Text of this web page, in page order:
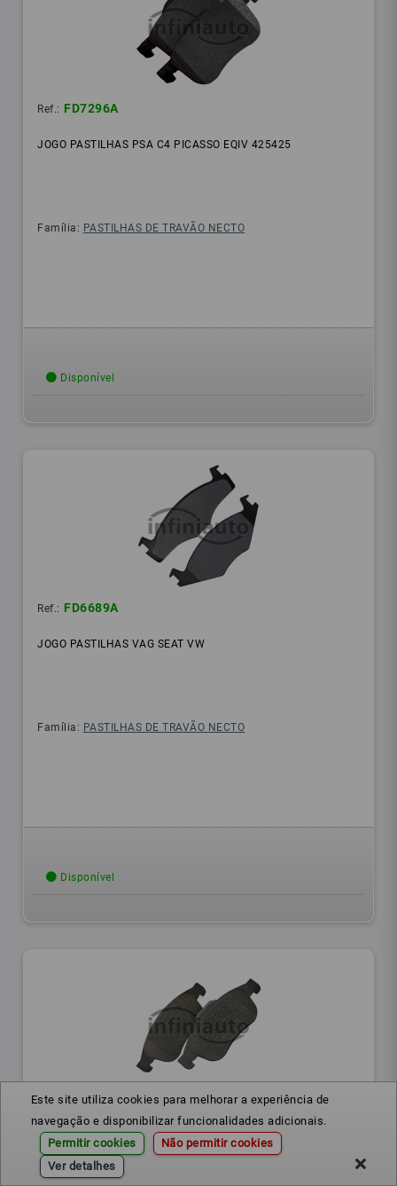
Este site utiliza cookies para melhorar a experiência de
navegação e disponibilizar funcionalidades adicionais.
Permitir cookies
Não permitir cookies
Ver detalhes
Ref.: FD7296A
JOGO PASTILHAS PSA C4 PICASSO EQIV 425425
Família: PASTILHAS DE TRAVÃO NECTO
Disponível
Ref.: FD6689A
JOGO PASTILHAS VAG SEAT VW
Família: PASTILHAS DE TRAVÃO NECTO
Disponível
FD7391A
JOGO PASTILHAS RENAULT MEGANE III